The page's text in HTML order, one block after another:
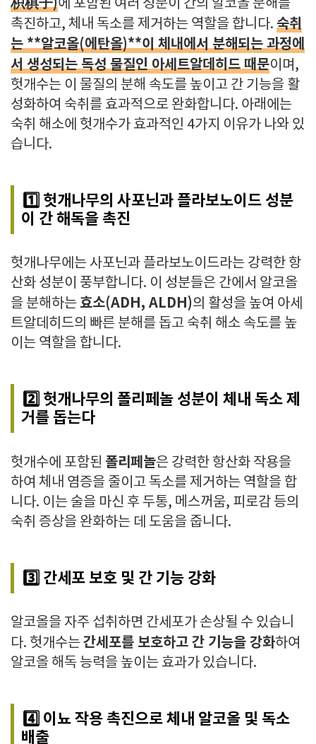
枳椇子)에 포함된 여러 성분이 간의 알코올 분해를
촉진하고, 체내 독소를 제거하는 역할을 합니다. 숙취
는 **알코올(에탄올)**이 체내에서 분해되는 과정에
서 생성되는 독성 물질인 아세트알데히드 때문이며,
헛개수는 이 물질의 분해 속도를 높이고 간 기능을 활
성화하여 숙취를 효과적으로 완화합니다. 아래에는
숙취 해소에 헛개수가 효과적인 4가지 이유가 나와 있
습니다.
1️⃣ 헛개나무의 사포닌과 플라보노이드 성분
이 간 해독을 촉진
헛개나무에는 사포닌과 플라보노이드라는 강력한 항
산화 성분이 풍부합니다. 이 성분들은 간에서 알코올
을 분해하는 효소(ADH, ALDH)의 활성을 높여 아세
트알데히드의 빠른 분해를 돕고 숙취 해소 속도를 높
이는 역할을 합니다.
2️⃣ 헛개나무의 폴리페놀 성분이 체내 독소 제
거를 돕는다
헛개수에 포함된 폴리페놀은 강력한 항산화 작용을
하여 체내 염증을 줄이고 독소를 제거하는 역할을 합
니다. 이는 술을 마신 후 두통, 메스꺼움, 피로감 등의
숙취 증상을 완화하는 데 도움을 줍니다.
3️⃣ 간세포 보호 및 간 기능 강화
알코올을 자주 섭취하면 간세포가 손상될 수 있습니
다. 헛개수는간세포를 보호하고 간 기능을 강화하여
알코올 해독 능력을 높이는 효과가 있습니다.
4️⃣ 이뇨 작용 촉진으로 체내 알코올 및 독소
배출